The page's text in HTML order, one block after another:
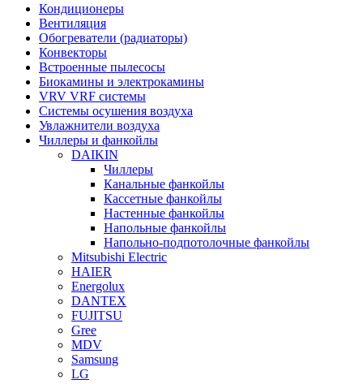
Кондиционеры
Вентиляция
Обогреватели (радиаторы)
Конвекторы
Встроенные пылесосы
Биокамины и электрокамины
VRV VRF системы
Системы осушения воздуха
Увлажнители воздуха
Чиллеры и фанкойлы
DAIKIN
Чиллеры
Канальные фанкойлы
Кассетные фанкойлы
Настенные фанкойлы
Напольные фанкойлы
Напольно-подпотолочные фанкойлы
Mitsubishi Electric
HAIER
Energolux
DANTEX
FUJITSU
Gree
MDV
Samsung
LG